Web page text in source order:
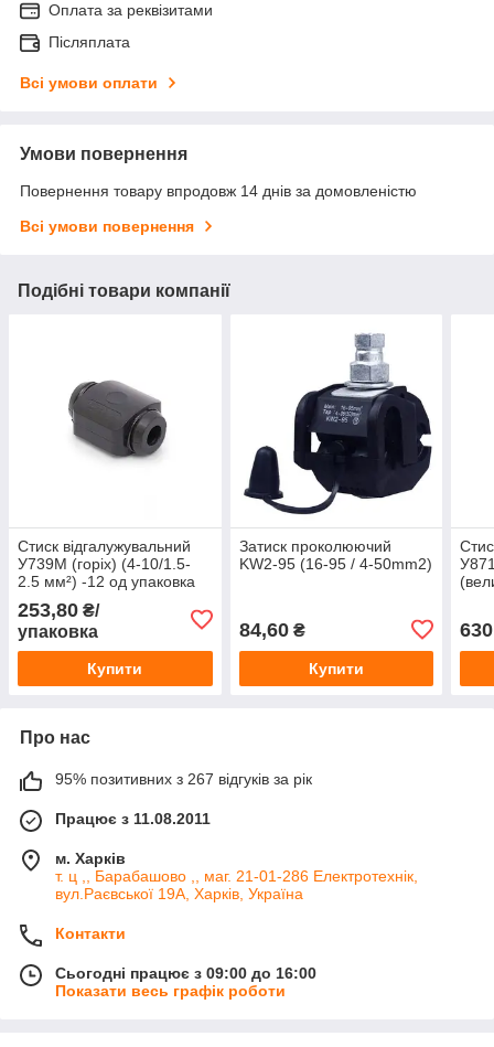
Оплата за реквізитами
Післяплата
Всі умови оплати
Умови повернення
Повернення товару впродовж 14 днів за домовленістю
Всі умови повернення
Подібні товари компанії
Стиск відгалужувальний
У739М (горіх) (4-10/1.5-
2.5 мм²) -12 од упаковка
253,80 ₴/
упаковка
Купити
Затиск проколюючий
KW2-95 (16-95 / 4-50mm2)
84,60₴
Купити
630
Про нас
95% позитивних з 267 відгуків за рік
Працює з 11.08.2011
м. Харків
т. ц ,, Барабашово ,, маг. 21-01-286 Електротехнік,
вул.Раєвської 19А, Харків, Україна
Контакти
Сьогодні працює з 09:00 до 16:00
Показати весь графік роботи